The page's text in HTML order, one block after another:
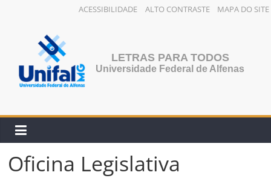
ACESSIBILIDADE ALTO CONTRASTE MAPA DO SITE
conteúdo
LETRAS PARA TODOS
Universidade Federal de Alfenas
Oficina Legislativa